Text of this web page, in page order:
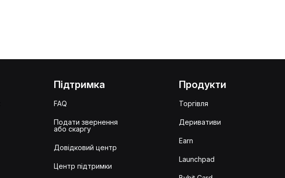
Підтримка
FAQ
Подати звернення
або скаргу
Довідковий центр
Центр підтримки
Продукти
Торгівля
Деривативи
Earn
Launchpad